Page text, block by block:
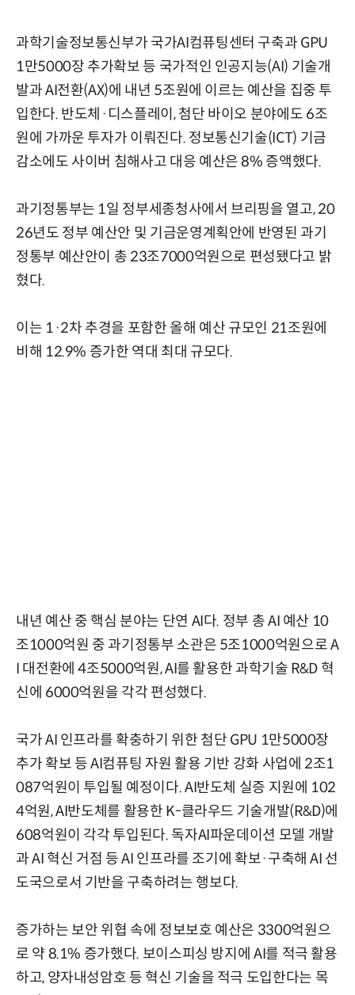
과학기술정보통신부가 국가AI컴퓨팅센터 구축과 GPU
1만5000장 추가확보 등 국가적인 인공지능(AI) 기술개
발과 AI전환(AX)에 내년 5조원에 이르는 예산을 집중 투
입한다. 반도체·디스플레이, 첨단 바이오 분야에도 6조
원에 가까운 투자가 이뤄진다. 정보통신기술(ICT) 기금
감소에도 사이버 침해사고 대응 예산은 8% 증액했다.
과기정통부는 1일 정부세종청사에서 브리핑을 열고, 20
26년도 정부 예산안 및 기금운영계획안에 반영된 과기
정통부 예산안이 총 23조7000억원으로 편성됐다고 밝
혔다.
이는 1·2차 추경을 포함한 올해 예산 규모인 21조원에
비해 12.9% 증가한 역대 최대 규모다.
내년 예산 중 핵심 분야는 단연 AI다. 정부 총 AI 예산 10
조1000억원 중 과기정통부 소관은 5조1000억원으로 A
I 대전환에 4조5000억원, AI를 활용한 과학기술 R&D 혁
신에 6000억원을 각각 편성했다.
국가 AI 인프라를 확충하기 위한 첨단 GPU 1만5000장
추가 확보 등 AI컴퓨팅 자원 활용 기반 강화 사업에 2조1
087억원이 투입될 예정이다. AI반도체 실증 지원에 102
4억원, AI반도체를 활용한 K-클라우드 기술개발(R&D)에
608억원이 각각 투입된다. 독자AI파운데이션 모델 개발
과 AI 혁신 거점 등 AI 인프라를 조기에 확보·구축해 AI 선
도국으로서 기반을 구축하려는 행보다.
증가하는 보안 위협 속에 정보보호 예산은 3300억원으
로 약 8.1% 증가했다. 보이스피싱 방지에 AI를 적극 활용
하고, 양자내성암호 등 혁신 기술을 적극 도입한다는 목